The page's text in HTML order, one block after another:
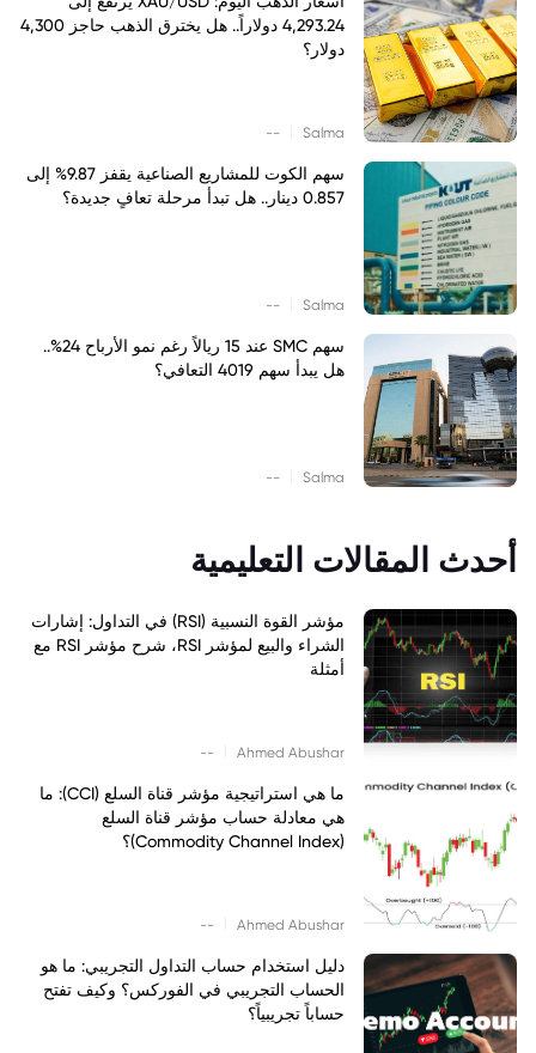
4,293.24 دولاراً.. هل يخترق الذهب حاجز 4,300
دولار؟
Salma
--
سهم الكوت للمشاريع الصناعية يقفز 9.87% إلى
0.857 دينار.. هل تبدأ مرحلة تعافٍ جديدة؟
Salma
--
سهم SMC عند 15 ريالاً رغم نمو الأرباح 24%..
هل يبدأ سهم 4019 التعافي؟
Salma
--
أحدث المقالات التعليمية
مؤشر القوة النسبية (RSI) في التداول: إشارات
الشراء والبيع لمؤشر RSI، شرح مؤشر RSI مع
أمثلة
Ahmed Abushar
--
ما هي استراتيجية مؤشر قناة السلع (CCI): ما
هي معادلة حساب مؤشر قناة السلع
(Commodity Channel Index)؟
Ahmed Abushar
--
دليل استخدام حساب التداول التجريبي: ما هو
الحساب التجريبي في الفوركس؟ وكيف تفتح
حساباً تجريبياً؟